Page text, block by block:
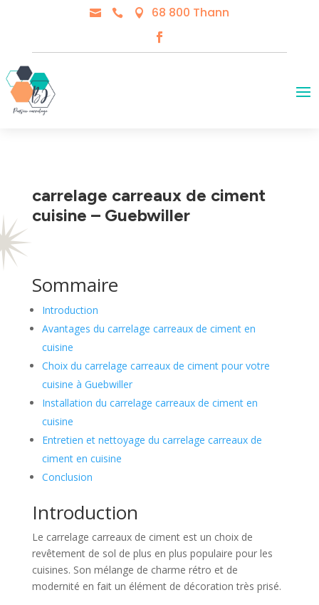
   68 800 Thann
carrelage carreaux de ciment
cuisine – Guebwiller
Sommaire
Introduction
Avantages du carrelage carreaux de ciment en
cuisine
Choix du carrelage carreaux de ciment pour votre
cuisine à Guebwiller
Installation du carrelage carreaux de ciment en
cuisine
Entretien et nettoyage du carrelage carreaux de
ciment en cuisine
Conclusion
Introduction
Le carrelage carreaux de ciment est un choix de
revêtement de sol de plus en plus populaire pour les
cuisines. Son mélange de charme rétro et de
modernité en fait un élément de décoration très prisé.